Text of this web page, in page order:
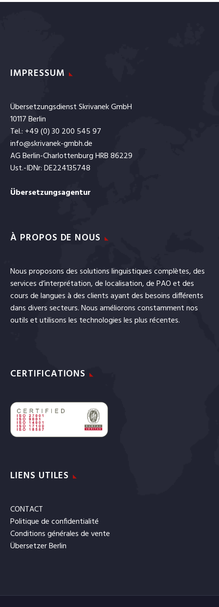
IMPRESSUM
Übersetzungsdienst Skrivanek GmbH
10117 Berlin
Tel.: +49 (0) 30 200 545 97
info@skrivanek-gmbh.de
AG Berlin-Charlottenburg HRB 86229
Ust.-IDNr: DE224135748
Übersetzungsagentur
À PROPOS DE NOUS
Nous proposons des solutions linguistiques complètes, des
servicesd’interprétation, delocalisation, dePAOetdes
cours de languesà des clients ayant des besoins différents
dans divers secteurs. Nous améliorons constamment nos
outils et utilisons les technologies les plus récentes.
CERTIFICATIONS
LIENS UTILES
CONTACT
Politique de confidentialité
Conditions générales de vente
Übersetzer Berlin